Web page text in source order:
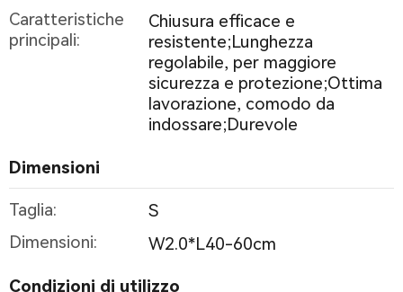
Caratteristiche
principali:
Chiusura efficace e
resistente;Lunghezza
regolabile, per maggiore
sicurezza e protezione;Ottima
lavorazione, comodo da
indossare;Durevole
Dimensioni
Taglia:
S
Dimensioni:
W2.0*L40-60cm
Condizioni di utilizzo